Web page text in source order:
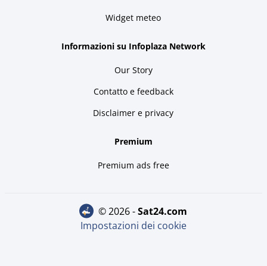
Widget meteo
Informazioni su Infoplaza Network
Our Story
Contatto e feedback
Disclaimer e privacy
Premium
Premium ads free
© 2026 - sat24.com
Impostazioni dei cookie